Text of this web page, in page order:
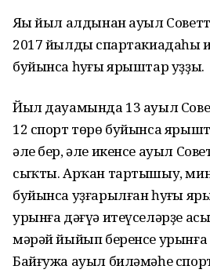
Яңы йыл алдынан ауыл
2017 йылдың спартакиадаһы
буйынса һуңғы ярыштар уҙҙы.
Йыл дауамында 13 ауыл
12 спорт төрө буйынса
әле бер, әле икенсе ауыл
сыҡты. Арҡан тартышыу,
буйынса уҙғарылған һуңғы
урынға дәғүә итеүселәрҙе
мәрәй йыйып беренсе
Байғужа ауыл биләмәһе